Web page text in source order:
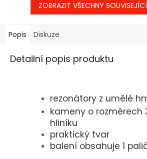
ZOBRAZIT VŠECHNY
Popis Diskuze
Detailní popis produktu
rezonátory z umělé
kameny o rozměrech
hliníku
praktický tvar
balení obsahuje 1